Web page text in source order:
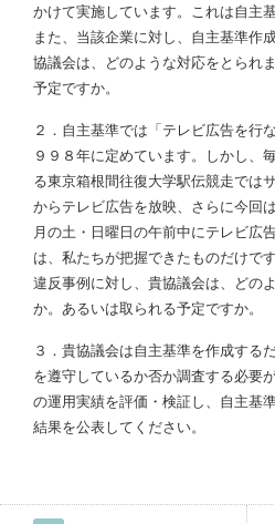
かけて実施しています。これは自主
また、当該企業に対し、自主基準作
協議会は、どのような対応をとられ
予定ですか。
２．自主基準では「テレビ広告を行
９９８年に定めています。しかし、
る東京箱根間往復大学駅伝競走では
からテレビ広告を放映、さらに今回
月の土・日曜日の午前中にテレビ広
は、私たちが把握できたものだけで
違反事例に対し、貴協議会は、どの
か。あるいは取られる予定ですか。
３．貴協議会は自主基準を作成する
を遵守しているか否か調査する必要
の運用実績を評価・検証し、自主基
結果を公表してください。